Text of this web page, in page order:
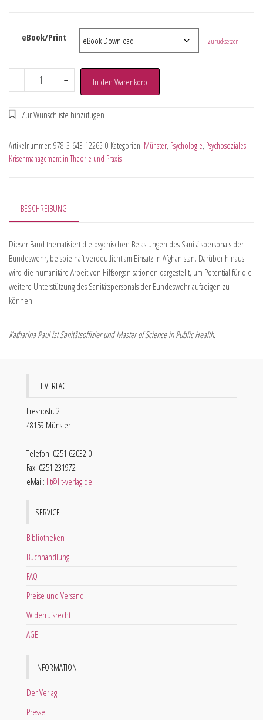
eBook/Print Zurücksetzen
- + In den Warenkorb
Artikelnummer: 978-3-643-12265-0 Kategorien: Münster, Psychologie, Psychosoziales
Krisenmanagement in Theorie und Praxis
BESCHREIBUNG
Dieser Band thematisiert die psychischen Belastungen des Sanitätspersonals der
Bundeswehr, beispielhaft verdeutlicht am Einsatz in Afghanistan. Darüber hinaus
wird die humanitäre Arbeit von Hilfsorganisationen dargestellt, um Potential für die
weitere Unterstützung des Sanitätspersonals der Bundeswehr aufzeigen zu
können.
Katharina Paul ist Sanitätsoffizier und Master of Science in Public Health.
LIT VERLAG
Fresnostr. 2
48159 Münster
Telefon: 0251 62032 0
Fax: 0251 231972
eMail: lit@lit-verlag.de
SERVICE
Bibliotheken
Buchhandlung
FAQ
Preise und Versand
Widerrufsrecht
AGB
INFORMATION
Der Verlag
Presse